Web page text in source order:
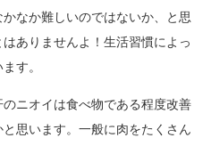
なか難しいのではないか、と思
ありませんよ！生活習慣によっ
す。
ニオイは食べ物である程度改善
思います。一般に肉をたくさん